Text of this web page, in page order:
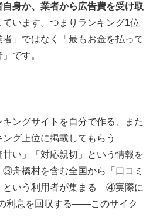
身か、業者から広告費を受け取
ています。つまりランキング1位
」ではなく「最もお金を払って
です。
ングサイトを自分で作る、また
ング上位に掲載してもらう
い」「対応親切」という情報を
舟橋村を含む全国から「口コミ
という利用者が集まる ④実際に
利息を回収する——このサイク